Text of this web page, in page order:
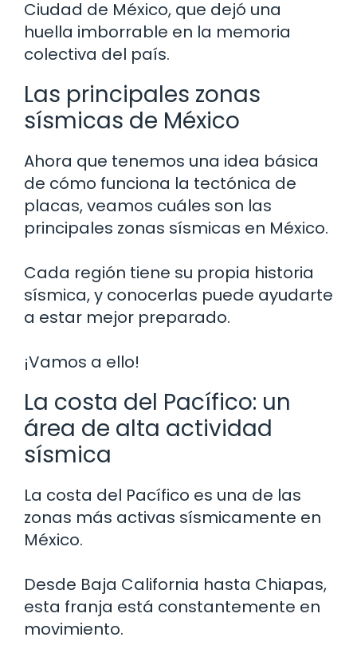
Ciudad de México, que dejó una
huella imborrable en la memoria
colectiva del país.
Las principales zonas
sísmicas de México
Ahora que tenemos una idea básica
de cómo funciona la tectónica de
placas, veamos cuáles son las
principales zonas sísmicas en México.
Cada región tiene su propia historia
sísmica, y conocerlas puede ayudarte
a estar mejor preparado.
¡Vamos a ello!
La costa del Pacífico: un
área de alta actividad
sísmica
La costa del Pacífico es una de las
zonas más activas sísmicamente en
México.
Desde Baja California hasta Chiapas,
esta franja está constantemente en
movimiento.